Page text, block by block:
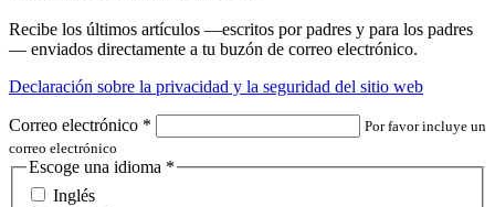
Recibe los últimos artículos —escritos por padres y para los padres
— enviados directamente a tu buzón de correo electrónico.
Declaración sobre la privacidad y la seguridad del sitio web
Correo electrónico *
Por favor incluye un
correo electrónico
Escoge una idioma *
Inglés